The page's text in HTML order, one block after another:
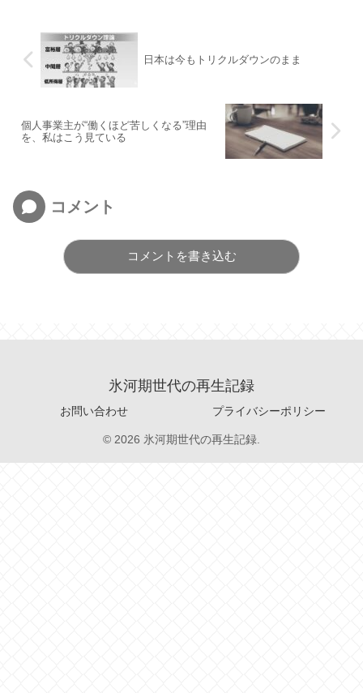
日本は今もトリクルダウンのまま
個人事業主が“働くほど苦しくなる”理由
を、私はこう見ている
コメント
コメントを書き込む
氷河期世代の再生記録
お問い合わせ プライバシーポリシー
© 2026 氷河期世代の再生記録.